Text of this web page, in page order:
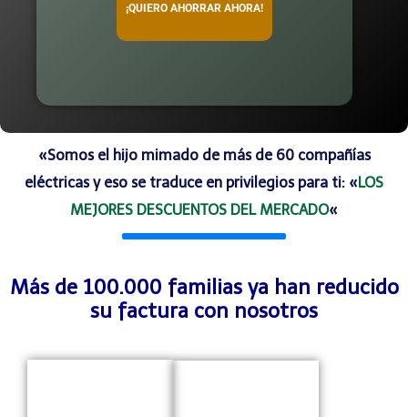
¡QUIERO AHORRAR AHORA!
«Somos el hijo mimado de más de 60 compañías
eléctricas y eso se traduce en privilegios para ti: «LOS
MEJORES DESCUENTOS DEL MERCADO«
Más de 100.000 familias ya han reducido
su factura con nosotros